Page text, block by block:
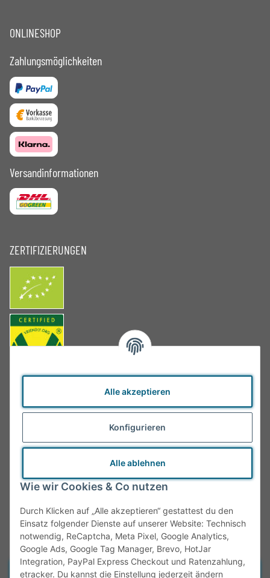
Alle akzeptieren
Konfigurieren
Alle ablehnen
Wie wir Cookies & Co nutzen
Durch Klicken auf „Alle akzeptieren“ gestattest du den
Einsatz folgender Dienste auf unserer Website: Technisch
notwendig, ReCaptcha, Meta Pixel, Google Analytics,
Google Ads, Google Tag Manager, Brevo, HotJar
Integration, PayPal Express Checkout und Ratenzahlung,
etracker. Du kannst die Einstellung jederzeit ändern
ONLINESHOP
Zahlungsmöglichkeiten
Versandinformationen
ZERTIFIZIERUNGEN
Vertrag widerrufen